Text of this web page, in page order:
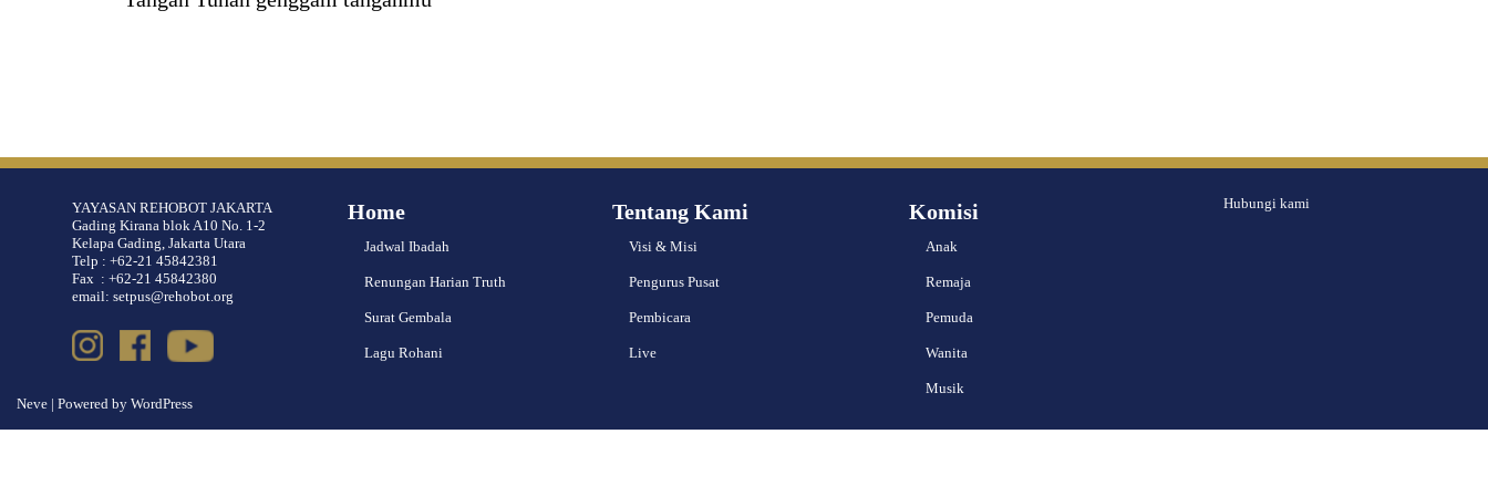
YAYASAN REHOBOT JAKARTA
Gading Kirana blok A10 No. 1-2
Kelapa Gading, Jakarta Utara
Telp : +62-21 45842381
Fax : +62-21 45842380
email: setpus@rehobot.org
Neve | Powered by WordPress
Home
Jadwal Ibadah
Renungan Harian Truth
Surat Gembala
Lagu Rohani
Tentang Kami
Visi & Misi
Pengurus Pusat
Pembicara
Live
Komisi
Anak
Remaja
Pemuda
Wanita
Musik
Hubungi kami